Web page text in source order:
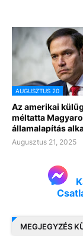
AUGUSZTUS 20
Az amerikai
méltatta
államalapítás
Augusztus 21, 2025
MEGJEGYZÉS